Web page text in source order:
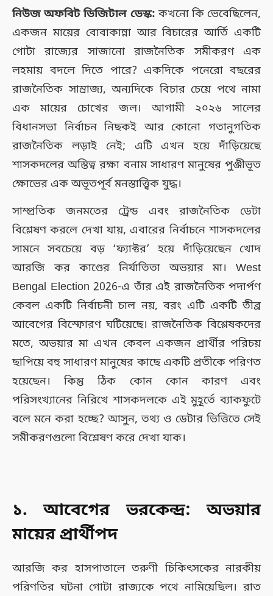
নিউজ অফবিট ডিজিটাল ডেস্ক: কখনো কি ভেবেছিলেন,
একজন মায়ের বোবাকান্না আর বিচারের আর্তি একটি
গোটা রাজ্যের সাজানো রাজনৈতিক সমীকরণ এক
লহমায় বদলে দিতে পারে? একদিকে পনেরো বছরের
রাজনৈতিক সাম্রাজ্য, অন্যদিকে বিচার চেয়ে পথে নামা
এক মায়ের চোখের জল। আগামী ২০২৬ সালের
বিধানসভা নির্বাচন নিছকই আর কোনো গতানুগতিক
রাজনৈতিক লড়াই নেই; এটি এখন হয়ে দাঁড়িয়েছে
শাসকদলের অস্তিত্ব রক্ষা বনাম সাধারণ মানুষের পুঞ্জীভূত
ক্ষোভের এক অভূতপূর্ব মনস্তাত্ত্বিক যুদ্ধ।
সাম্প্রতিক জনমতের ট্রেন্ড এবং রাজনৈতিক ডেটা
বিশ্লেষণ করলে দেখা যায়, এবারের নির্বাচনে শাসকদলের
সামনে সবচেয়ে বড় ‘ফ্যাক্টর’ হয়ে দাঁড়িয়েছেন খোদ
আরজি কর কাণ্ডের নির্যাতিতা অভয়ার মা। West
Bengal Election 2026-এ তাঁর এই রাজনৈতিক পদার্পণ
কেবল একটি নির্বাচনী চাল নয়, বরং এটি একটি তীব্র
আবেগের বিস্ফোরণ ঘটিয়েছে। রাজনৈতিক বিশ্লেষকদের
মতে, অভয়ার মা এখন কেবল একজন প্রার্থীর পরিচয়
ছাপিয়ে বহু সাধারণ মানুষের কাছে একটি প্রতীকে পরিণত
হয়েছেন। কিন্তু ঠিক কোন কোন কারণ এবং
পরিসংখ্যানের নিরিখে শাসকদলকে এই মুহূর্তে ব্যাকফুটে
বলে মনে করা হচ্ছে? আসুন, তথ্য ও ডেটার ভিত্তিতে সেই
সমীকরণগুলো বিশ্লেষণ করে দেখা যাক।
১. আবেগের ভরকেন্দ্র: অভয়ার
মায়ের প্রার্থীপদ
আরজি কর হাসপাতালে তরুণী চিকিৎসকের নারকীয়
পরিণতির ঘটনা গোটা রাজ্যকে পথে নামিয়েছিল। রাত